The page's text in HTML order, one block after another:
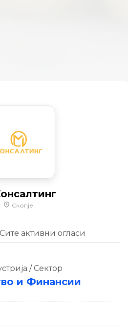
Скопје
Сите активни огласи
/ Сектор
и Финансии